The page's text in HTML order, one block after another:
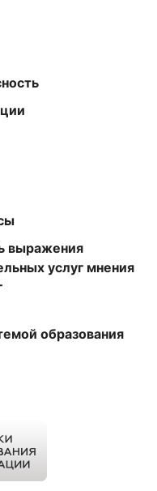
выражения
услуг мнения
образования